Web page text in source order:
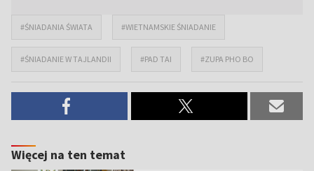
#ŚNIADANIA ŚWIATA #WIETNAMSKIE ŚNIADANIE
#ŚNIADANIE W TAJLANDII #PAD TAI #ZUPA PHO BO
Więcej na ten temat